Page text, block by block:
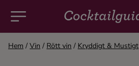
Hem / Vin / Rött vin / Kryddigt & Mustigt